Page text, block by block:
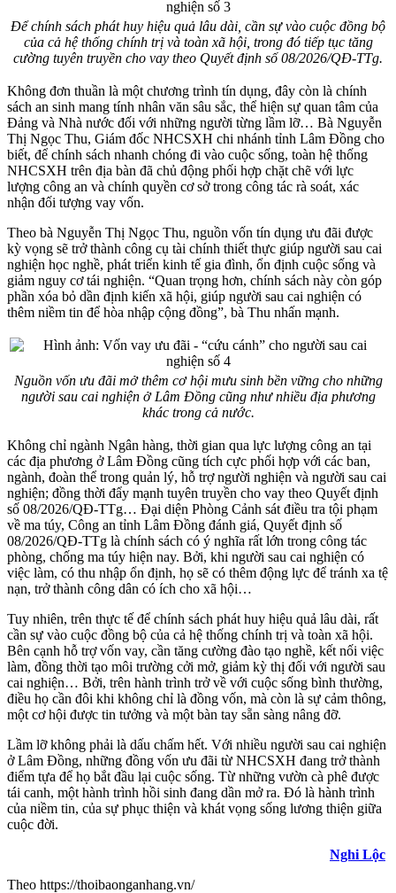
Để chính sách phát huy hiệu quả lâu dài, cần sự vào cuộc đồng bộ
của cả hệ thống chính trị và toàn xã hội, trong đó tiếp tục tăng
cường tuyên truyền cho vay theo Quyết định số 08/2026/QĐ-TTg.
Không đơn thuần là một chương trình tín dụng, đây còn là chính
sách an sinh mang tính nhân văn sâu sắc, thể hiện sự quan tâm của
Đảng và Nhà nước đối với những người từng lầm lỡ… Bà Nguyễn
Thị Ngọc Thu, Giám đốc NHCSXH chi nhánh tỉnh Lâm Đồng cho
biết, để chính sách nhanh chóng đi vào cuộc sống, toàn hệ thống
NHCSXH trên địa bàn đã chủ động phối hợp chặt chẽ với lực
lượng công an và chính quyền cơ sở trong công tác rà soát, xác
nhận đối tượng vay vốn.
Theo bà Nguyễn Thị Ngọc Thu, nguồn vốn tín dụng ưu đãi được
kỳ vọng sẽ trở thành công cụ tài chính thiết thực giúp người sau cai
nghiện học nghề, phát triển kinh tế gia đình, ổn định cuộc sống và
giảm nguy cơ tái nghiện. “Quan trọng hơn, chính sách này còn góp
phần xóa bỏ dần định kiến xã hội, giúp người sau cai nghiện có
thêm niềm tin để hòa nhập cộng đồng”, bà Thu nhấn mạnh.
Nguồn vốn ưu đãi mở thêm cơ hội mưu sinh bền vững cho những
người sau cai nghiện ở Lâm Đồng cũng như nhiều địa phương
khác trong cả nước.
Không chỉ ngành Ngân hàng, thời gian qua lực lượng công an tại
các địa phương ở Lâm Đồng cũng tích cực phối hợp với các ban,
ngành, đoàn thể trong quản lý, hỗ trợ người nghiện và người sau cai
nghiện; đồng thời đẩy mạnh tuyên truyền cho vay theo Quyết định
số 08/2026/QĐ-TTg… Đại diện Phòng Cảnh sát điều tra tội phạm
về ma túy, Công an tỉnh Lâm Đồng đánh giá, Quyết định số
08/2026/QĐ-TTg là chính sách có ý nghĩa rất lớn trong công tác
phòng, chống ma túy hiện nay. Bởi, khi người sau cai nghiện có
việc làm, có thu nhập ổn định, họ sẽ có thêm động lực để tránh xa tệ
nạn, trở thành công dân có ích cho xã hội…
Tuy nhiên, trên thực tế để chính sách phát huy hiệu quả lâu dài, rất
cần sự vào cuộc đồng bộ của cả hệ thống chính trị và toàn xã hội.
Bên cạnh hỗ trợ vốn vay, cần tăng cường đào tạo nghề, kết nối việc
làm, đồng thời tạo môi trường cởi mở, giảm kỳ thị đối với người sau
cai nghiện… Bởi, trên hành trình trở về với cuộc sống bình thường,
điều họ cần đôi khi không chỉ là đồng vốn, mà còn là sự cảm thông,
một cơ hội được tin tưởng và một bàn tay sẵn sàng nâng đỡ.
Lầm lỡ không phải là dấu chấm hết. Với nhiều người sau cai nghiện
ở Lâm Đồng, những đồng vốn ưu đãi từ NHCSXH đang trở thành
điểm tựa để họ bắt đầu lại cuộc sống. Từ những vườn cà phê được
tái canh, một hành trình hồi sinh đang dần mở ra. Đó là hành trình
của niềm tin, của sự phục thiện và khát vọng sống lương thiện giữa
cuộc đời.
Nghi Lộc
Theo https://thoibaonganhang.vn/